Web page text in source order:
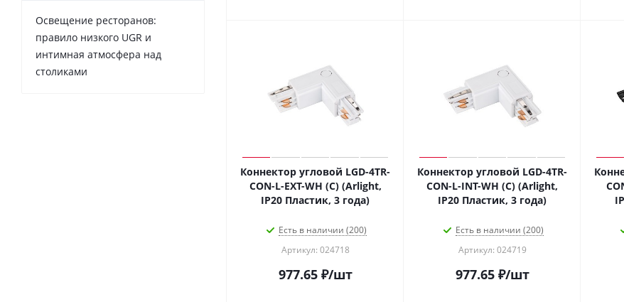
Коннектор угловой LGD-4TR-
CON-L-EXT-WH (C) (Arlight,
IP20 Пластик, 3 года)
Есть в наличии (200)
Артикул: 024718
977.65₽/шт
Коннектор угловой LGD-4TR-
CON-L-INT-WH (C) (Arlight,
IP20 Пластик, 3 года)
Есть в наличии (200)
Артикул: 024719
977.65₽/шт
Освещение ресторанов:
правило низкого UGR и
интимная атмосфера над
столиками